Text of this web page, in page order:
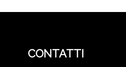
CONTATTI